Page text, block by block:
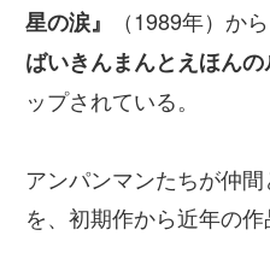
星の涙』
（1989年）か
ばいきんまんとえほんの
ップされている。
アンパンマンたちが仲
を、初期作から近年の作